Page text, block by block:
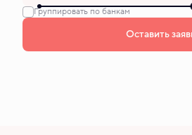
Группировать по банкам
Оставить